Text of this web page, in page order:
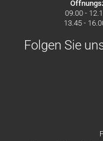
09.00 -
13.45 -
Folgen Sie